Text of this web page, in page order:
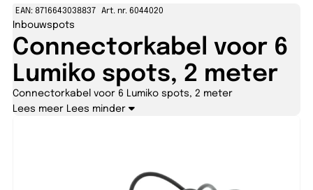
EAN: 8716643038837 Art. nr. 6044020
Inbouwspots
Connectorkabel voor 6
Lumiko spots, 2 meter
Connectorkabel voor 6 Lumiko spots, 2 meter
Lees meer Lees minder